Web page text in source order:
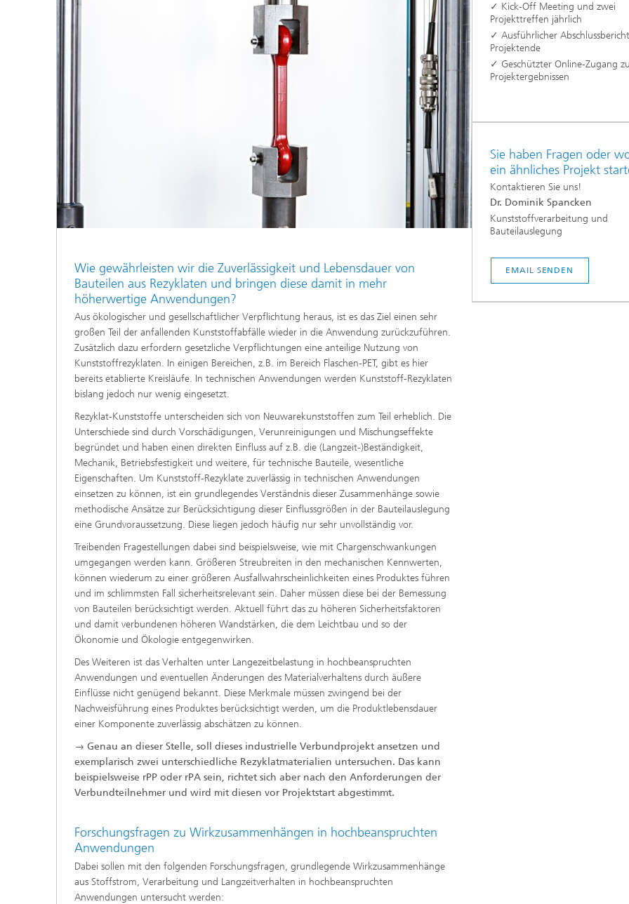
Wie gewährleisten wir die Zuverlässigkeit und Lebensdauer von
Bauteilen aus Rezyklaten und bringen diese damit in mehr
höherwertige Anwendungen?
Aus ökologischer und gesellschaftlicher Verpflichtung heraus, ist es das Ziel einen sehr
großen Teil der anfallenden Kunststoffabfälle wieder in die Anwendung zurückzuführen.
Zusätzlich dazu erfordern gesetzliche Verpflichtungen eine anteilige Nutzung von
Kunststoffrezyklaten. In einigen Bereichen, z.B. im Bereich Flaschen-PET, gibt es hier
bereits etablierte Kreisläufe. In technischen Anwendungen werden Kunststoff-Rezyklaten
bislang jedoch nur wenig eingesetzt.
Rezyklat-Kunststoffe unterscheiden sich von Neuwarekunststoffen zum Teil erheblich. Die
Unterschiede sind durch Vorschädigungen, Verunreinigungen und Mischungseffekte
begründet und haben einen direkten Einfluss auf z.B. die (Langzeit-)Beständigkeit,
Mechanik, Betriebsfestigkeit und weitere, für technische Bauteile, wesentliche
Eigenschaften. Um Kunststoff-Rezyklate zuverlässig in technischen Anwendungen
einsetzen zu können, ist ein grundlegendes Verständnis dieser Zusammenhänge sowie
methodische Ansätze zur Berücksichtigung dieser Einflussgrößen in der Bauteilauslegung
eine Grundvoraussetzung. Diese liegen jedoch häufig nur sehr unvollständig vor.
Treibenden Fragestellungen dabei sind beispielsweise, wie mit Chargenschwankungen
umgegangen werden kann. Größeren Streubreiten in den mechanischen Kennwerten,
können wiederum zu einer größeren Ausfallwahrscheinlichkeiten eines Produktes führen
und im schlimmsten Fall sicherheitsrelevant sein. Daher müssen diese bei der Bemessung
von Bauteilen berücksichtigt werden. Aktuell führt das zu höheren Sicherheitsfaktoren
und damit verbundenen höheren Wandstärken, die dem Leichtbau und so der
Ökonomie und Ökologie entgegenwirken.
Des Weiteren ist das Verhalten unter Langezeitbelastung in hochbeanspruchten
Anwendungen und eventuellen Änderungen des Materialverhaltens durch äußere
Einflüsse nicht genügend bekannt. Diese Merkmale müssen zwingend bei der
Nachweisführung eines Produktes berücksichtigt werden, um die Produktlebensdauer
einer Komponente zuverlässig abschätzen zu können.
→ Genau an dieser Stelle, soll dieses industrielle Verbundprojekt ansetzen und
exemplarisch zwei unterschiedliche Rezyklatmaterialien untersuchen. Das kann
beispielsweise rPP oder rPA sein, richtet sich aber nach den Anforderungen der
Verbundteilnehmer und wird mit diesen vor Projektstart abgestimmt.
Forschungsfragen zu Wirkzusammenhängen in hochbeanspruchten
Anwendungen
Dabei sollen mit den folgenden Forschungsfragen, grundlegende Wirkzusammenhänge
aus Stoffstrom, Verarbeitung und Langzeitverhalten in hochbeanspruchten
Anwendungen untersucht werden:
✓ Kick-Off Meeting und zwei
Projekttreffen jährlich
✓ Ausführlicher
Projektende
✓ Geschützter Online-Zugang
Projektergebnissen
Sie haben Fragen oder
ein ähnliches Projekt
Kontaktieren Sie uns!
Dr. Dominik Spancken
Kunststoffverarbeitung und
Bauteilauslegung
EMAIL SENDEN